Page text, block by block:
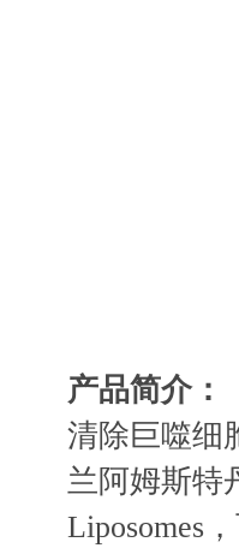
产品简介：
清除巨噬细
兰阿姆斯特
Liposomes